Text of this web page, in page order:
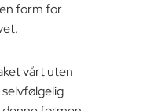
form for
vårt uten